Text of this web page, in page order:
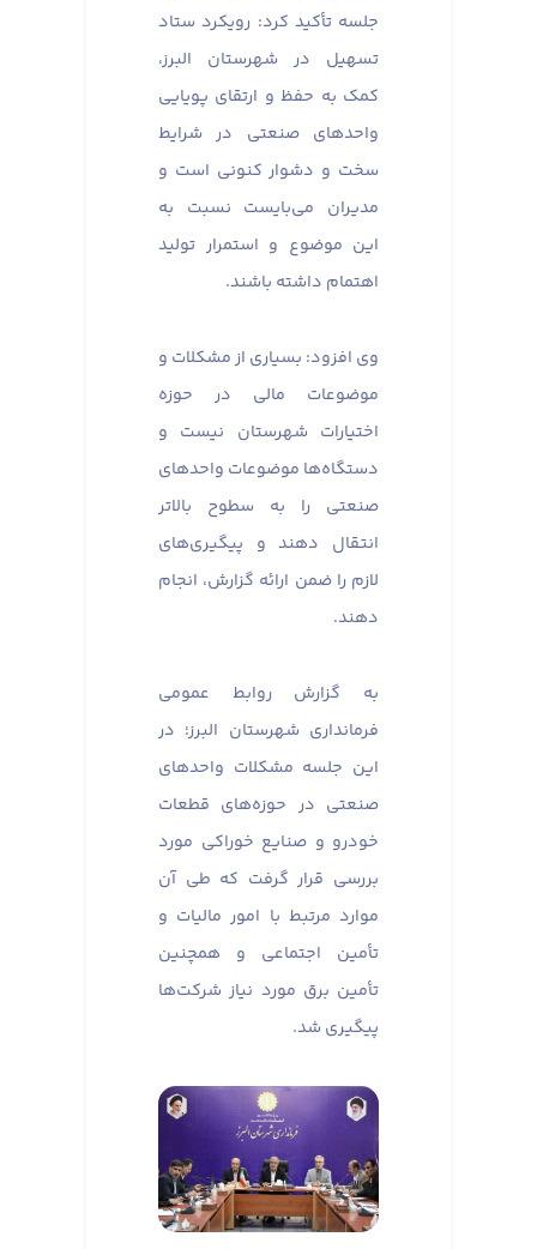
جلسه تأکید کرد: رویکرد ستاد
تسهیل در شهرستان البرز،
کمک به حفظ و ارتقای پویایی
واحدهای صنعتی در شرایط
سخت و دشوار کنونی است و
مدیران می‌بایست نسبت به
این موضوع و استمرار تولید
اهتمام داشته باشند.
وی افزود: بسیاری از مشکلات و
موضوعات مالی در حوزه
اختیارات شهرستان نیست و
دستگاه‌ها موضوعات واحدهای
صنعتی را به سطوح بالاتر
انتقال دهند و پیگیری‌های
لازم را ضمن ارائه گزارش، انجام
دهند.
به گزارش روابط عمومی
فرمانداری شهرستان البرز؛ در
این جلسه مشکلات واحدهای
صنعتی در حوزه‌های قطعات
خودرو و صنایع خوراکی مورد
بررسی قرار گرفت که طی آن
موارد مرتبط با امور مالیات و
تأمین اجتماعی و همچنین
تأمین برق مورد نیاز شرکت‌ها
پیگیری شد.